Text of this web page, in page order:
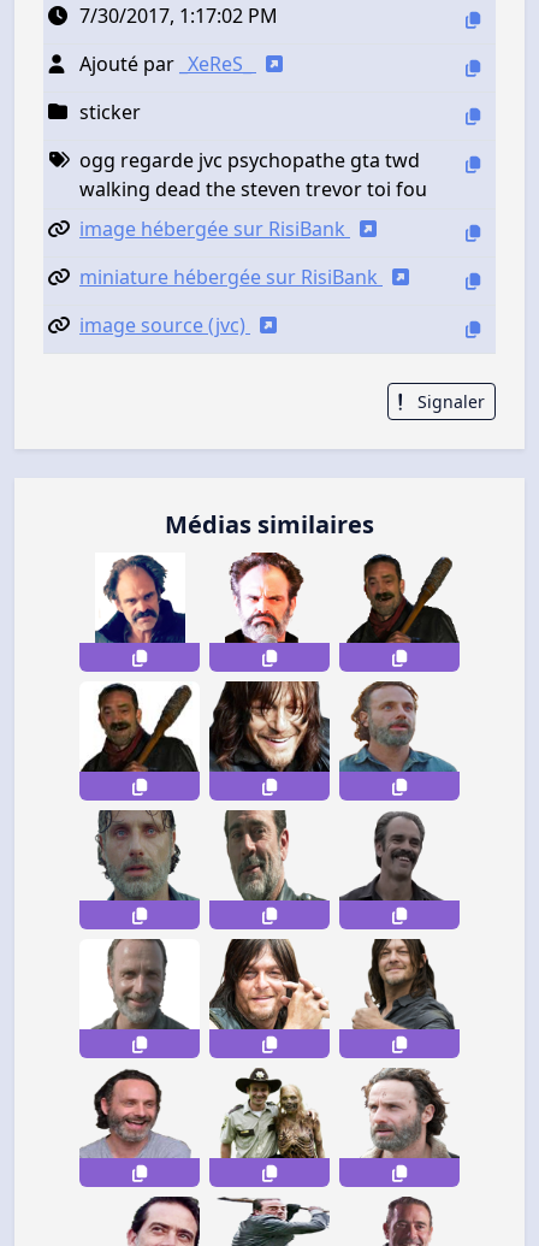
7/30/2017, 1:17:02 PM
Ajouté par _XeReS_
sticker
ogg regarde jvc psychopathe gta twd
walking dead the steven trevor toi fou
image hébergée sur RisiBank
miniature hébergée sur RisiBank
image source (jvc)
Signaler
Médias similaires